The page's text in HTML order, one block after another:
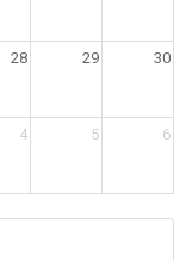
28 29 30
4 5 6
источниковедения